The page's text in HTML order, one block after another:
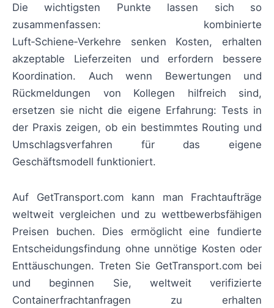
Die wichtigsten Punkte lassen sich so
zusammenfassen: kombinierte
Luft‑Schiene‑Verkehre senken Kosten, erhalten
akzeptable Lieferzeiten und erfordern bessere
Koordination. Auch wenn Bewertungen und
Rückmeldungen von Kollegen hilfreich sind,
ersetzen sie nicht die eigene Erfahrung: Tests in
der Praxis zeigen, ob ein bestimmtes Routing und
Umschlagsverfahren für das eigene
Geschäftsmodell funktioniert.
Auf GetTransport.com kann man Frachtaufträge
weltweit vergleichen und zu wettbewerbsfähigen
Preisen buchen. Dies ermöglicht eine fundierte
Entscheidungsfindung ohne unnötige Kosten oder
Enttäuschungen. Treten Sie GetTransport.com bei
und beginnen Sie, weltweit verifizierte
Containerfrachtanfragen zu erhalten